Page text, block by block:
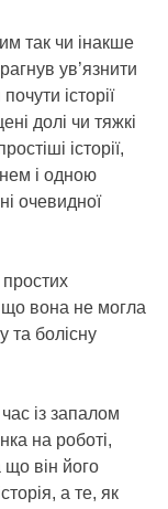
так чи інакше
ув’язнити
історії
долі чи тяжкі
історії,
і одною
очевидної
вона не могла
та болісну
із запалом
на роботі,
він його
а те, як